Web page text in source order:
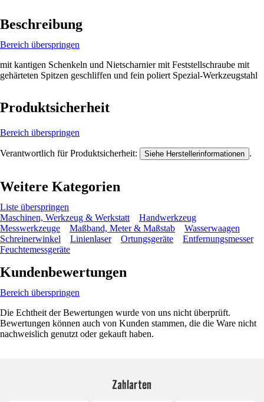
Beschreibung
Bereich überspringen
mit kantigen Schenkeln und Nietscharnier mit Feststellschraube mit
gehärteten Spitzen geschliffen und fein poliert Spezial-Werkzeugstahl
Produktsicherheit
Bereich überspringen
Verantwortlich für Produktsicherheit: Siehe Herstellerinformationen .
Weitere Kategorien
Liste überspringen
Maschinen, Werkzeug & Werkstatt
Handwerkzeug
Messwerkzeuge
Maßband, Meter & Maßstab
Wasserwaagen
Schreinerwinkel
Linienlaser Ortungsgeräte
Entfernungsmesser
Feuchtemessgeräte
Kundenbewertungen
Bereich überspringen
Die Echtheit der Bewertungen wurde von uns nicht überprüft.
Bewertungen können auch von Kunden stammen, die die Ware nicht
nachweislich genutzt oder gekauft haben.
Zahlarten